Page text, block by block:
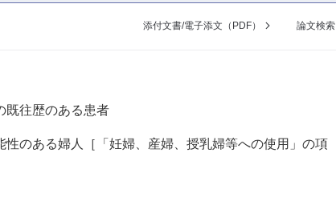
添付文書/電子添文（PDF） 論文検索
既往歴のある患者
性のある婦人［「妊婦、産婦、授乳婦等への使用」の項